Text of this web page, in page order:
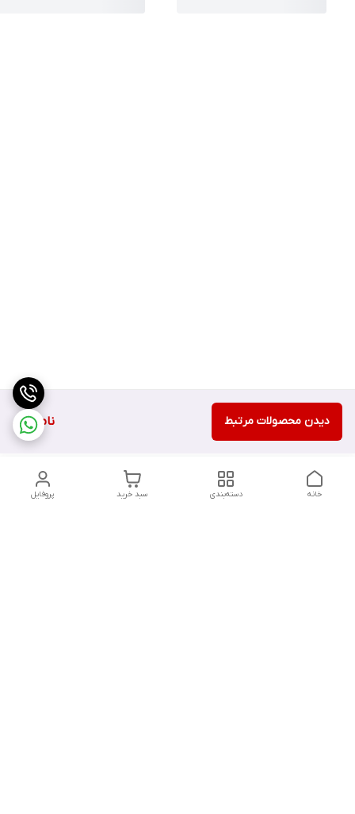
ناموجود دیدن محصولات مرتبط
پروفایل سبد خرید دسته‌بندی خانه